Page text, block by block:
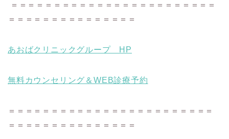
＝＝＝＝＝＝＝＝＝＝＝＝＝＝＝＝＝＝＝＝＝＝＝＝
＝＝＝＝＝＝＝＝＝＝＝＝＝＝＝
あおばクリニックグループ HP
無料カウンセリング＆WEB診療予約
＝＝＝＝＝＝＝＝＝＝＝＝＝＝＝＝＝＝＝＝＝＝＝＝
＝＝＝＝＝＝＝＝＝＝＝＝＝＝＝